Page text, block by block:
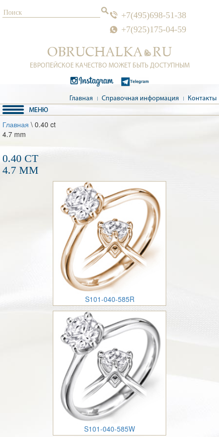
+7(495)698-51-38
+7(925)175-04-59
ЕВРОПЕЙСКОЕ КАЧЕСТВО МОЖЕТ БЫТЬ ДОСТУПНЫМ
Главная Справочная информация Контакты
Главная \ 0.40 ct
4.7 mm
0.40 CT
4.7 MM
S101-040-585R
S101-040-585W